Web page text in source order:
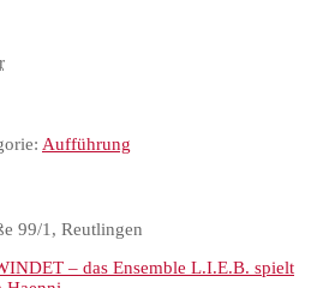
Aufführung
99/1, Reutlingen
– das Ensemble L.I.E.B. spielt